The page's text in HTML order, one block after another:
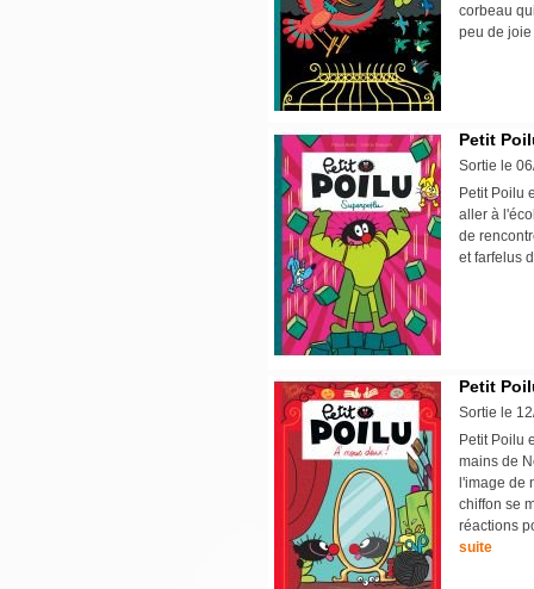
corbeau
peu de
Petit
Sortie le
Petit Poilu
aller à
de
et farfelus
Petit
Sortie le
Petit Poilu
mains de
l'image de
chiffon se
réactions
suite